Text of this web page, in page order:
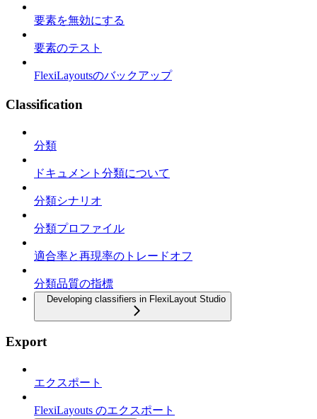
要素を無効にする
要素のテスト
FlexiLayoutsのバックアップ
Classification
分類
ドキュメント分類について
分類シナリオ
分類プロファイル
適合率と再現率のトレードオフ
分類品質の指標
Developing classifiers in FlexiLayout Studio
Export
エクスポート
FlexiLayouts のエクスポート